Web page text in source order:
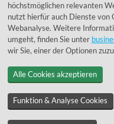
©
höchstmöglichen relevanten
nutzt hierfür auch Dienste von
Webanalyse. Weitere
umgeht, finden Sie unter
wir Sie, einer der Optionen
Alle Cookies akzeptieren
Funktion & Analyse Cookies